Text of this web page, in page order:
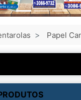
Papel